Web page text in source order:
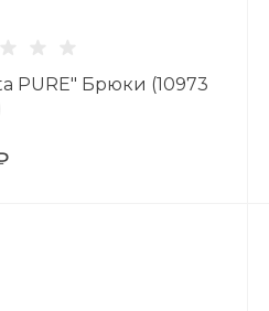
PURE" Брюки (10973